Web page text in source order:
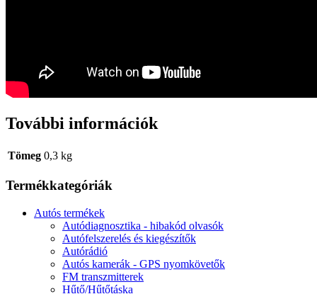
További információk
Tömeg 0,3 kg
Termékkategóriák
Autós termékek
Autódiagnosztika - hibakód olvasók
Autófelszerelés és kiegészítők
Autórádió
Autós kamerák - GPS nyomkövetők
FM transzmitterek
Hűtő/Hűtőtáska